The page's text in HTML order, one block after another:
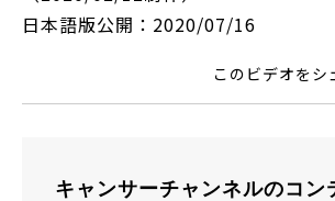
日本語版公開：2020/07/16
このビデオをシ
キャンサーチャンネルのコン